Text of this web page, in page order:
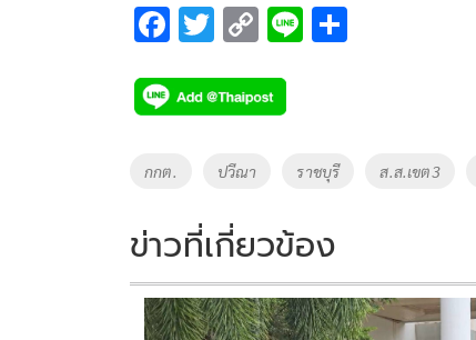
F
e
b
o
k
T
tt
er
C
p
y
k
Li
Tags
กกต. ปวีณา ราชบุรี ส.ส.เขต3
ข่าวที่เกี่ยวข้อง